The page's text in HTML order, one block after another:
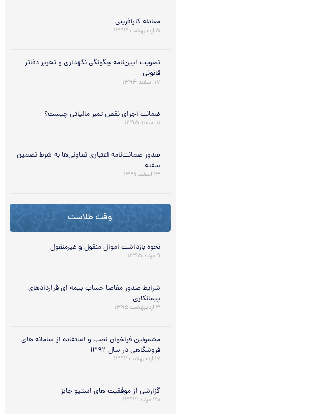
معادله کارآفرینی
۵ اردیبهشت ۱۳۹۳
تصویب آیین‌نامه چگونگی نگهداری و تحریر دفاتر
قانونی
۱۷ اسفند ۱۳۹۴
ضمانت اجرای نقص تمبر مالیاتی چیست؟
۱۱ اسفند ۱۳۹۵
صدور ضمانت‎‌نامه اعتباری تعاونی‌ها به شرط تضمین
سفته
۱۳ اسفند ۱۳۹۱
وقت طلاست
نحوه بازداشت اموال منقول و غیرمنقول
۹ مرداد ۱۳۹۵
شرایط صدور مفاصا حساب بیمه ای قراردادهای
پیمانکاری
۳ اردیبهشت ۱۳۹۵
مشمولین فراخوان نصب و استفاده از سامانه هاي
فروشگاهي در سال ۱۳۹۲
۱۶ اردیبهشت ۱۳۹۲
گزارشی از موفقیت های استیو جابز
۳۰ مرداد ۱۳۹۳